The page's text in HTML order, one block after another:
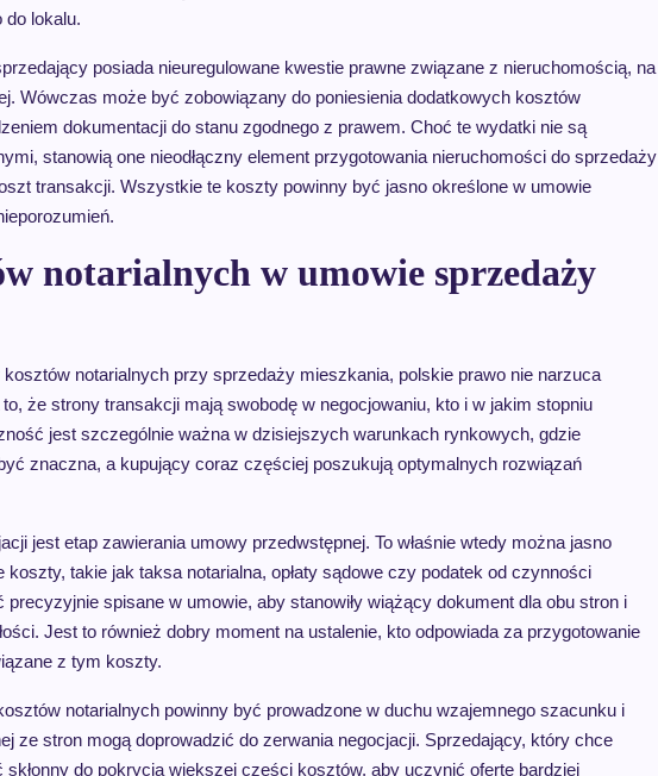
do lokalu.
posiada nieuregulowane kwestie prawne związane z nieruchomością, na
Wówczas może być zobowiązany do poniesienia dodatkowych kosztów
dokumentacji do stanu zgodnego z prawem. Choć te wydatki nie są
stanowią one nieodłączny element przygotowania nieruchomości do sprzedaży
transakcji. Wszystkie te koszty powinny być jasno określone w umowie
notarialnych w umowie sprzedaży
notarialnych przy sprzedaży mieszkania, polskie prawo nie narzuca
że strony transakcji mają swobodę w negocjowaniu, kto i w jakim stopniu
jest szczególnie ważna w dzisiejszych warunkach rynkowych, gdzie
znaczna, a kupujący coraz częściej poszukują optymalnych rozwiązań
jest etap zawierania umowy przedwstępnej. To właśnie wtedy można jasno
takie jak taksa notarialna, opłaty sądowe czy podatek od czynności
spisane w umowie, aby stanowiły wiążący dokument dla obu stron i
Jest to również dobry moment na ustalenie, kto odpowiada za przygotowanie
z tym koszty.
notarialnych powinny być prowadzone w duchu wzajemnego szacunku i
ze stron mogą doprowadzić do zerwania negocjacji. Sprzedający, który chce
do pokrycia większej części kosztów, aby uczynić ofertę bardziej